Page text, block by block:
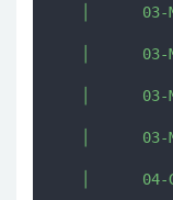
│
│
│      03-
│
│